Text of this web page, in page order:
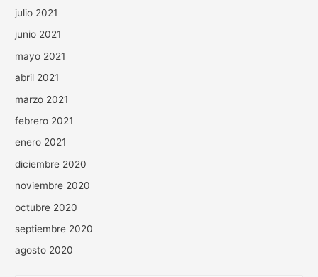
julio 2021
junio 2021
mayo 2021
abril 2021
marzo 2021
febrero 2021
enero 2021
diciembre 2020
noviembre 2020
octubre 2020
septiembre 2020
agosto 2020